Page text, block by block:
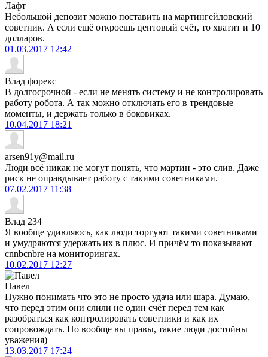
Лафт
Небольшой депозит можно поставить на мартингейловский
советник. А если ещё откроешь центовый счёт, то хватит и 10
долларов.
01.03.2017 12:42
Влад форекс
В долгосрочной - если не менять систему и не контролировать
работу робота. А так можно отключать его в трендовые
моменты, и держать только в боковиках.
10.04.2017 18:21
arsen91y@mail.ru
Люди всё никак не могут понять, что мартин - это слив. Даже
риск не оправдывает работу с такими советниками.
07.02.2017 11:38
Влад 234
Я вообще удивляюсь, как люди торгуют такими советниками
и умудряются удержать их в плюс. И причём то показывают
cnnbcnbre на мониторингах.
10.02.2017 12:27
Павел
Нужно понимать что это не просто удача или шара. Думаю,
что перед этим они слили не один счёт перед тем как
разобраться как контролировать советники и как их
сопровождать. Но вообще вы правы, такие люди достойны
уважения)
13.03.2017 17:24